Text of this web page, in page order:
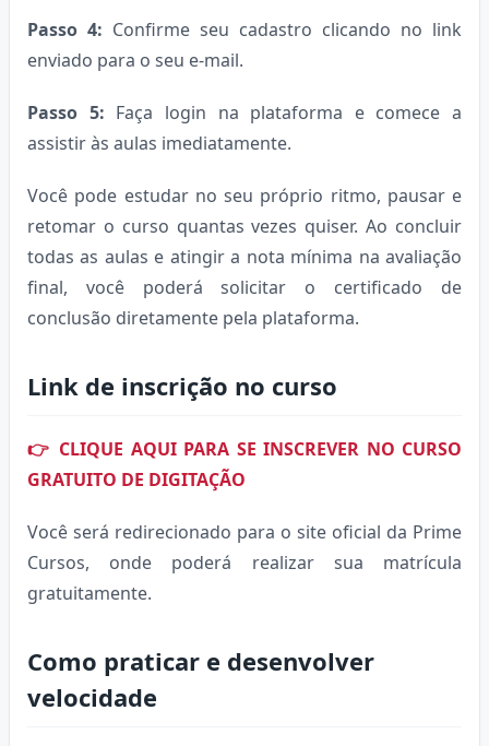
Passo 4: Confirme seu cadastro clicando no link
enviado para o seu e-mail.
Passo 5: Faça login na plataforma e comece a
assistir às aulas imediatamente.
Você pode estudar no seu próprio ritmo, pausar e
retomar o curso quantas vezes quiser. Ao concluir
todas as aulas e atingir a nota mínima na avaliação
final, você poderá solicitar o certificado de
conclusão diretamente pela plataforma.
Link de inscrição no curso
👉 CLIQUE AQUI PARA SE INSCREVER NO CURSO
GRATUITO DE DIGITAÇÃO
Você será redirecionado para o site oficial da Prime
Cursos, onde poderá realizar sua matrícula
gratuitamente.
Como praticar e desenvolver
velocidade